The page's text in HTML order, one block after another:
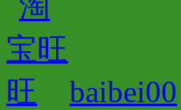
baibei00